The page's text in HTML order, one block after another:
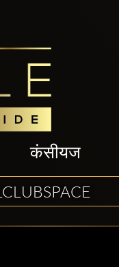
कंसीयज